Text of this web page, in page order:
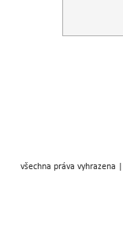
všechna práva